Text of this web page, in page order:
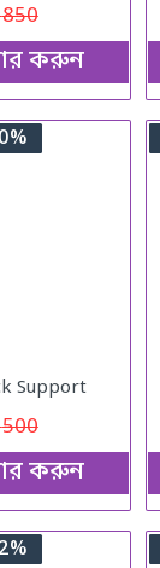
850
করুন
Support
500
করুন